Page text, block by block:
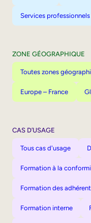
Services
ZONE GÉOGRAPHIQUE
Toutes zones
Europe – France
CAS D’USAGE
Tous cas d'usage
Formation à la
Formation des
Formation interne